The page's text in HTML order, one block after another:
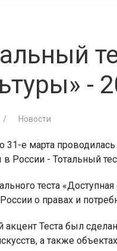
для детей 4-6
-
Новости
31-е марта
в России - Тотальный
теста
о правах и
акцент Теста был
а также